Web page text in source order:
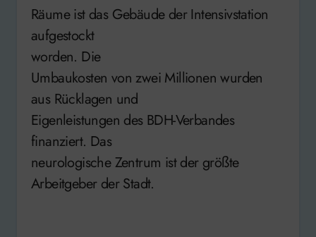
Räume ist das Gebäude der Intensivstation
aufgestockt
worden. Die
Umbaukosten von zwei Millionen wurden
aus Rücklagen und
Eigenleistungen des BDH-Verbandes
finanziert. Das
neurologische Zentrum ist der größte
Arbeitgeber der Stadt.